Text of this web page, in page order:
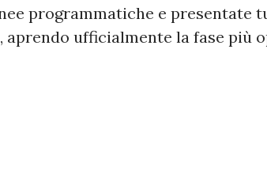
programmatiche e presentate
aprendo ufficialmente la fase più